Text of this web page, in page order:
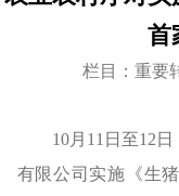
首
栏目：重要
10月11日至12
有限公司实施《生